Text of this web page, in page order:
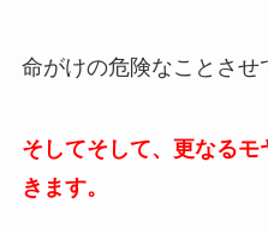
命がけの危険なことさせ
そしてそして、更なる
きます。